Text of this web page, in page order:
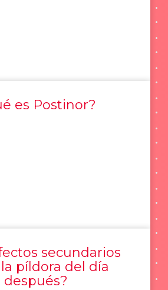
es Postinor?
secundarios
píldora del día
después?